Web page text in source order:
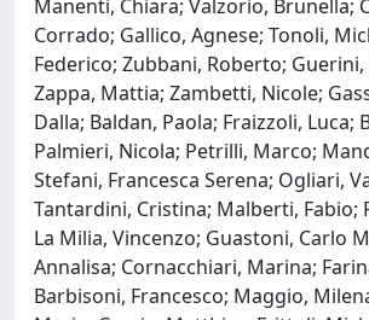
Manenti, Chiara; Valzorio, Brunella;
Corrado; Gallico, Agnese; Tonoli,
Federico; Zubbani, Roberto; Guerini,
Zappa, Mattia; Zambetti, Nicole;
Dalla; Baldan, Paola; Fraizzoli, Luca;
Palmieri, Nicola; Petrilli, Marco;
Stefani, Francesca Serena; Ogliari,
Tantardini, Cristina; Malberti, Fabio;
La Milia, Vincenzo; Guastoni, Carlo
Annalisa; Cornacchiari, Marina;
Barbisoni, Francesco; Maggio,